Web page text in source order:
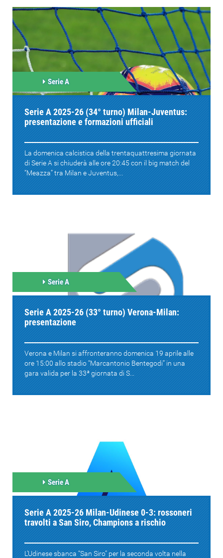
Serie A
Serie A 2025-26 (34° turno) Milan-Juventus:
presentazione e formazioni ufficiali
La domenica calcistica della trentaquattresima giornata
di Serie A si chiuderà alle ore 20:45 con il big match del
“Meazza” tra Milan e Juventus,...
Serie A
Serie A 2025-26 (33° turno) Verona-Milan:
presentazione
Verona e Milan si affronteranno domenica 19 aprile alle
ore 15:00 allo stadio “Marcantonio Bentegodi” in una
gara valida per la 33ª giornata di S...
Serie A
Serie A 2025-26 Milan-Udinese 0-3: rossoneri
travolti a San Siro, Champions a rischio
L’Udinese sbanca “San Siro” per la seconda volta nella